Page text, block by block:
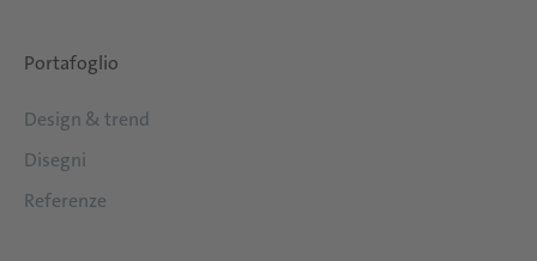
Portafoglio
Design & trend
Disegni
Referenze